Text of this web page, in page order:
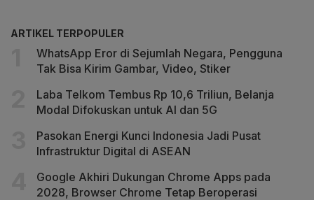
ARTIKEL TERPOPULER
WhatsApp Eror di Sejumlah Negara, Pengguna
Tak Bisa Kirim Gambar, Video, Stiker
Laba Telkom Tembus Rp 10,6 Triliun, Belanja
Modal Difokuskan untuk AI dan 5G
Pasokan Energi Kunci Indonesia Jadi Pusat
Infrastruktur Digital di ASEAN
Google Akhiri Dukungan Chrome Apps pada
2028, Browser Chrome Tetap Beroperasi